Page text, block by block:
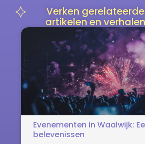
Verken gerelateerde
artikelen en verhalen
Evenementen in Waalwijk:
belevenissen